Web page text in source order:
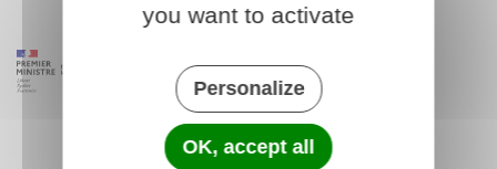
you want to activate
Personalize
OK, accept all